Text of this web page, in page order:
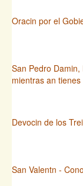
Oracin por el
San Pedro
mientras an tienes
Devocin de los
San Valentn -